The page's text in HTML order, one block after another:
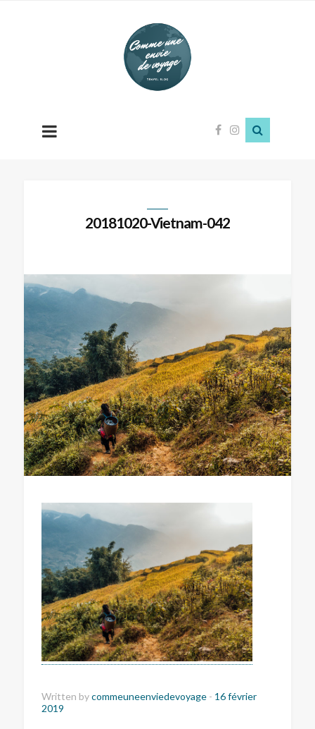
Comme
une
envie
de
20181020-Vietnam-042
Written bycommeuneenviedevoyage - 16 février
2019